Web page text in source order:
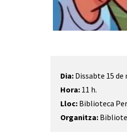
Dia: Dissabte 15 de
Hora: 11 h.
Lloc: Biblioteca
Organitza: